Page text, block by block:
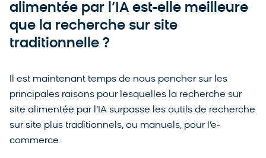
alimentée par l’IA est-elle meilleure
que la recherche sur site
traditionnelle ?
Il est maintenant temps de nous pencher sur les
principales raisons pour lesquelles la recherche sur
site alimentée par l’IA surpasse les outils de recherche
sur site plus traditionnels, ou manuels, pour l’e-
commerce.